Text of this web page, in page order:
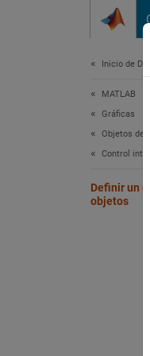
Inicio de
MATLAB
Gráficas
Objetos de
Control
Definir un
objetos